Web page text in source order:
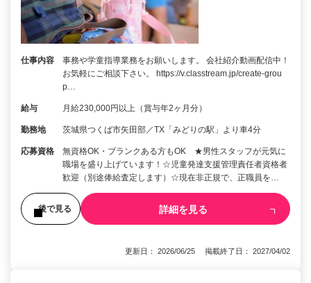
仕事内容
事務や学童指導業務をお願いします。 会社紹介動画配信中！
お気軽にご相談下さい。 https://v.classtream.jp/create-grou
p…
給与 月給230,000円以上（賞与年2ヶ月分）
勤務地 茨城県つくば市矢田部／TX「みどりの駅」より車4分
応募資格
無資格OK・ブランクある方もOK ★男性スタッフが元気に
職場を盛り上げています！☆児童発達支援管理責任者資格者
歓迎（別途俸給査定します）☆現在非正規で、正職員を…
後で見る 詳細を見る
更新日： 2026/06/25 掲載終了日： 2027/04/02